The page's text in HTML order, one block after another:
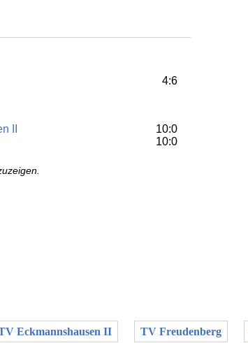
4:6
II
10:0
10:0
Eckmannshausen II TV Freudenberg